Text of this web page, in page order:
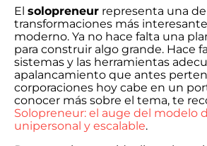
El solopreneur representa una de
transformaciones más
moderno. Ya no hace falta una
para construir algo grande. Hace
sistemas y las herramientas
apalancamiento que antes
corporaciones hoy cabe en un
conocer más sobre el tema, te
Solopreneur: el auge del modelo
unipersonal y escalable.